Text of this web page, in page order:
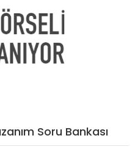
Soru Bankası